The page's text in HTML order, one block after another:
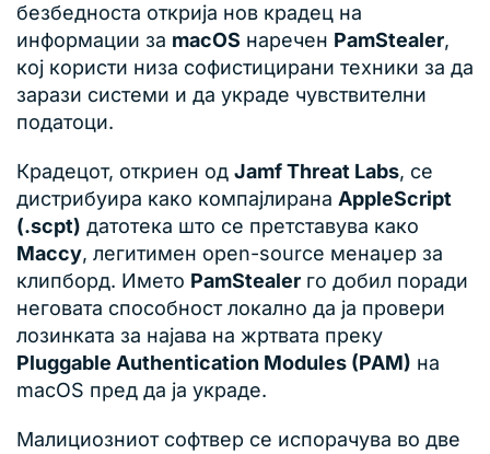
безбедноста открија нов крадец на
информации за macOS наречен PamStealer,
кој користи низа софистицирани техники за да
зарази системи и да украде чувствителни
податоци.
Крадецот, откриен од Jamf Threat Labs, се
дистрибуира како компајлирана AppleScript
(.scpt) датотека што се претставува како
Maccy, легитимен open-source менаџер за
клипборд. Името PamStealer го добил поради
неговата способност локално да ја провери
лозинката за најава на жртвата преку
Pluggable Authentication Modules (PAM) на
macOS пред да ја украде.
Малициозниот софтвер се испорачува во две